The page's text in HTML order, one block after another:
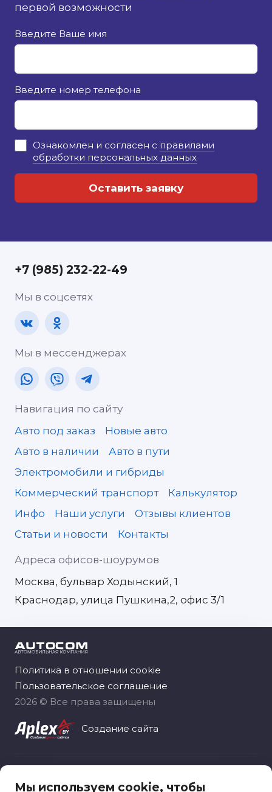
первой возможности
Введите Ваше имя
Введите номер телефона
Ознакомлен и согласен с правилами
обработки персональных данных
Адреса офисов-шоурумов
Москва, бульвар Ходынский, 1
Краснодар, улица Пушкина,2, офис 3/1
+7 (985) 232-22-49
Мы в соцсетях
Мы в мессенджерах
Навигация по сайту
Авто под заказ
Новые авто
Авто в наличии
Авто в пути
Электромобили и гибриды
Коммерческий транспорт
Калькулятор
Инфо
Наши услуги
Отзывы клиентов
Статьи и новости
Контакты
Политика в отношении cookie
Пользовательское соглашение
2026 © Все права защищены
Создание сайта
«Автоком рус», зарегистрировано 06.11.2020
Мы используем cookie, чтобы